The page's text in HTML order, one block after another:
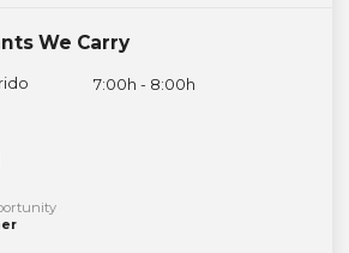
We Carry
7:00h - 8:00h